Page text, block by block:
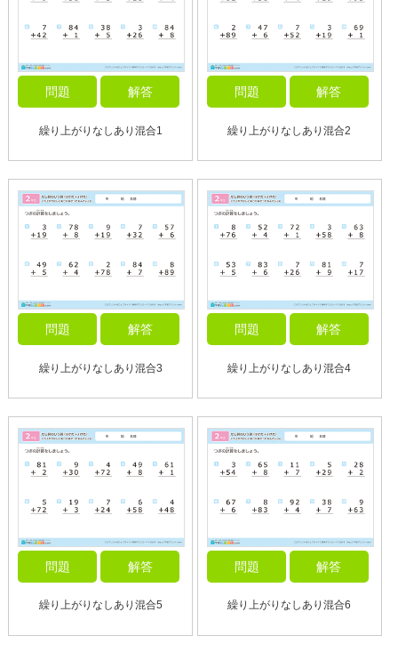
問題 解答
繰り上がりなしあり混合1
問題 解答
繰り上がりなしあり混合2
問題 解答
繰り上がりなしあり混合3
問題 解答
繰り上がりなしあり混合4
問題 解答
繰り上がりなしあり混合5
問題 解答
繰り上がりなしあり混合6